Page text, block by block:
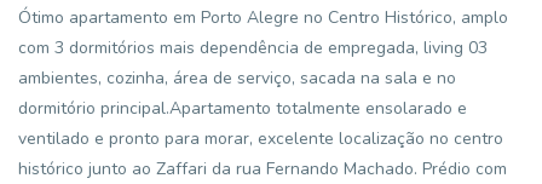
Ótimo apartamento em Porto Alegre no Centro Histórico, amplo
com 3 dormitórios mais dependência de empregada, living 03
ambientes, cozinha, área de serviço, sacada na sala e no
dormitório principal.Apartamento totalmente ensolarado e
ventilado e pronto para morar, excelente localização no centro
histórico junto ao Zaffari da rua Fernando Machado. Prédio com